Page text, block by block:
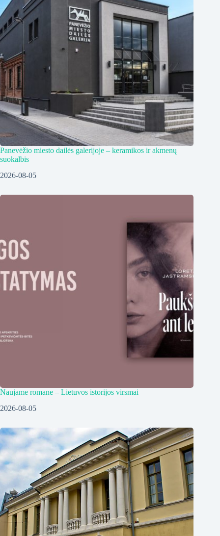
Panevėžio miesto dailės galerijoje – keramikos ir akmenų
suokalbis
2026-08-05
Naujame romane – Lietuvos istorijos virsmai
2026-08-05